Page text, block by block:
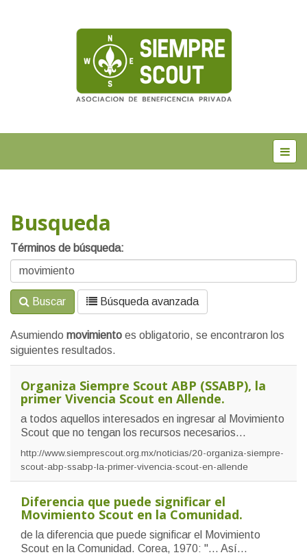
Busqueda
Términos de búsqueda:
Buscar Búsqueda avanzada
Asumiendo movimiento es obligatorio, se encontraron los
siguientes resultados.
Organiza Siempre Scout ABP (SSABP), la
primer Vivencia Scout en Allende.
a todos aquellos interesados en ingresar al Movimiento
Scout que no tengan los recursos necesarios...
http://www.siemprescout.org.mx/noticias/20-organiza-siempre-
scout-abp-ssabp-la-primer-vivencia-scout-en-allende
Diferencia que puede significar el
Movimiento Scout en la Comunidad.
de la diferencia que puede significar el Movimiento
Scout en la Comunidad. Corea, 1970: "... Así...